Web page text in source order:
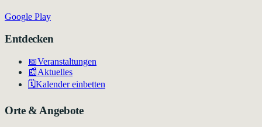
Google Play
Entdecken
📅Veranstaltungen
📰Aktuelles
🗓️Kalender einbetten
Orte & Angebote